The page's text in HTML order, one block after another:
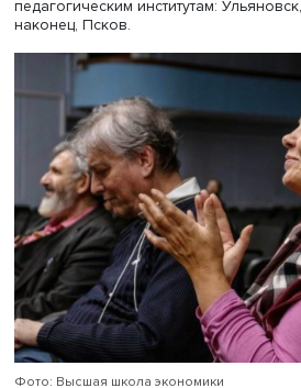
Периодически Осип и Надежда
туберкулезнице был показан
период ссылки в Воронеж ей
в Москву, хлопотать о
кардинально отличаются от
способностью видеть даже то,
писались стихи, эти их
описывала моменты проявления
Ахматовой, с которой судьба
Когда после стихотворения
страны…», с которым, как
ознакомился Сталин,
сопровождала его сначала в
После они жили в Калинине.
доме отдыха в Саматихе, в
выдал путевку Союз писателей.